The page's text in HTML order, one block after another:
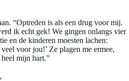
“Optreden is als een drug voor mij.
ik echt gek! We gingen onlangs vier
en de kinderen moesten lachen:
voor jou!’ Ze plagen me ermee,
mijn hart.”